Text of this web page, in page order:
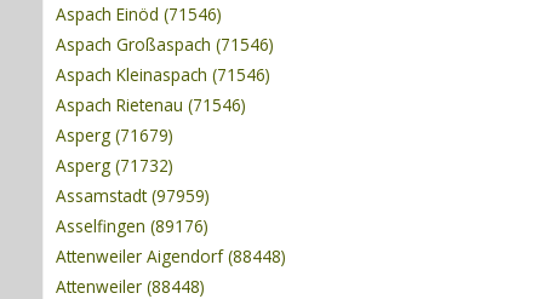
Aspach Einöd (71546)
Aspach Großaspach (71546)
Aspach Kleinaspach (71546)
Aspach Rietenau (71546)
Asperg (71679)
Asperg (71732)
Assamstadt (97959)
Asselfingen (89176)
Attenweiler Aigendorf (88448)
Attenweiler (88448)